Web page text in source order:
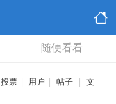
随便看看
投票 用户 帖子
文